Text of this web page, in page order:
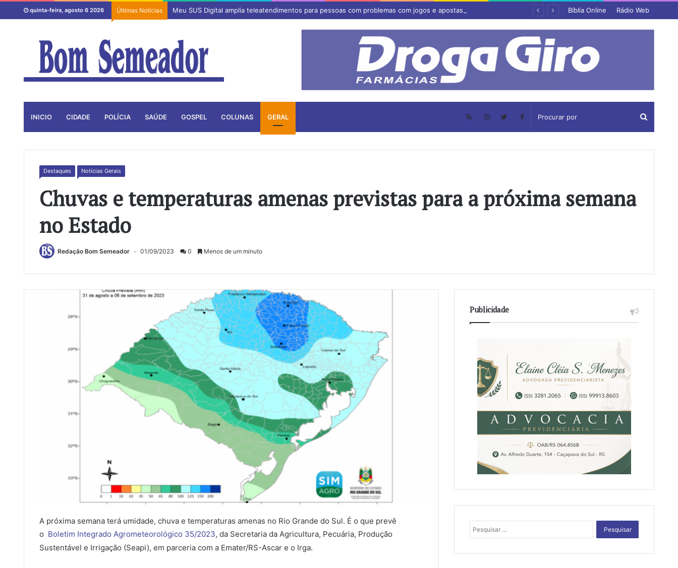
quinta-feira, agosto 6 2026 Últimas Notícias Meu SUS Digital amplia teleatendimentos para pessoas com problemas com jogos e apostas Bíblia Online Rádio Web
INICIO CIDADE POLÍCIA SAÚDE GOSPEL COLUNAS GERAL
Destaques Notícias Gerais
Chuvas e temperaturas amenas previstas para a próxima semana
no Estado
Redação Bom Semeador 01/09/2023 0 Menos de um minuto
A próxima semana terá umidade, chuva e temperaturas amenas no Rio Grande do Sul. É o que prevê
o Boletim Integrado Agrometeorológico 35/2023, da Secretaria da Agricultura, Pecuária, Produção
Sustentável e Irrigação (Seapi), em parceria com a Emater/RS-Ascar e o Irga.
Publicidade
por: